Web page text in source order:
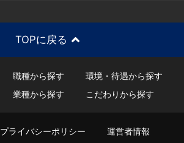
TOPに戻る
職種から探す
環境・待遇から探す
業種から探す こだわりから探す
プライバシーポリシー
運営者情報